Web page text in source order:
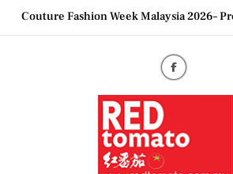
SkipCouture Fashion Week Malaysia 2026–
妈妈提供分享剖腹产复原历程的空间
2026 全国房地产大奖创历史纪录 见证马
地产经纪行业蓬勃发展
Epson reinvents affordable printing with
generation EcoTank Series
Couture Fashion Week Malaysia 2026–